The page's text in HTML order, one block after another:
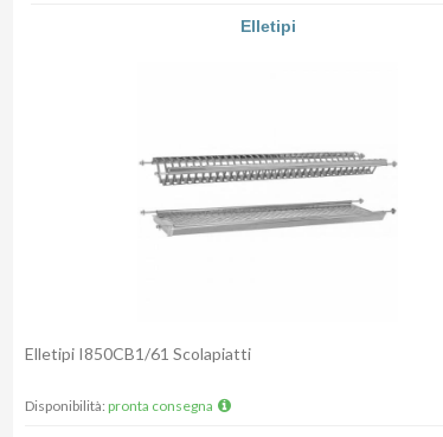
Elletipi
Elletipi I850CB1/61 Scolapiatti
Disponibilità: pronta consegna